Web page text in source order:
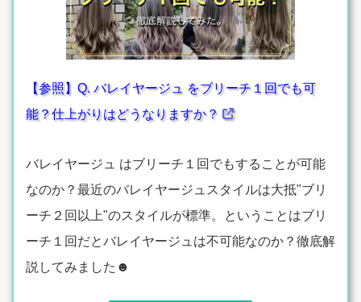
【参照】Q. バレイヤージュ をブリーチ１回でも可
能？仕上がりはどうなりますか？
バレイヤージュ はブリーチ１回でもすることが可能
なのか？最近のバレイヤージュスタイルは大抵"ブリ
ーチ２回以上"のスタイルが標準。ということはブリ
ーチ１回だとバレイヤージュは不可能なのか？徹底解
説してみました☻